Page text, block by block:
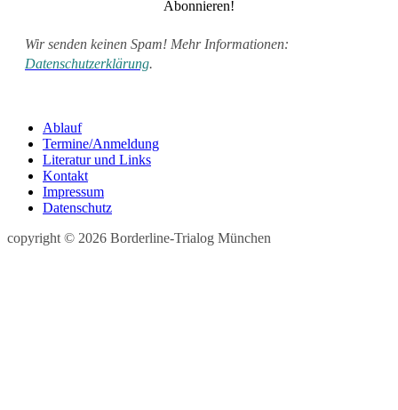
Wir senden keinen Spam! Mehr Informationen:
Datenschutzerklärung.
Ablauf
Termine/Anmeldung
Literatur und Links
Kontakt
Impressum
Datenschutz
copyright © 2026 Borderline-Trialog München